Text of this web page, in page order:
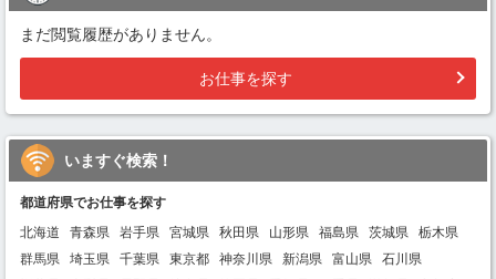
まだ閲覧履歴がありません。
お仕事を探す
いますぐ検索！
都道府県でお仕事を探す
北海道
青森県 岩手県 宮城県 秋田県 山形県 福島県 茨城県
栃木県
群馬県
埼玉県 千葉県 東京都 神奈川県 新潟県 富山県
石川県